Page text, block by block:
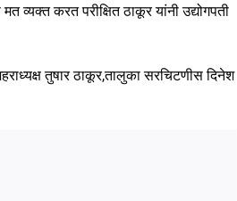
व्यक्त करत परीक्षित ठाकूर यांनी उद्योगपती
तुषार ठाकूर,तालुका सरचिटणीस दिनेश